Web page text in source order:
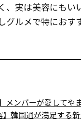
、実は美容にも
グルメで特におす
メンバーが愛してや
】韓国通が満足する